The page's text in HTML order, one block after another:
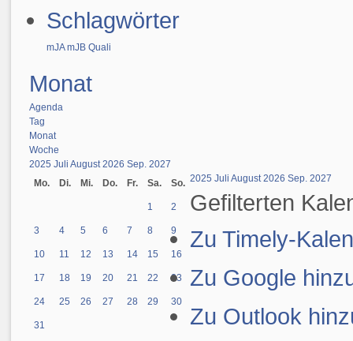
Schlagwörter
mJAmJB Quali
Monat
Agenda
Tag
Monat
Woche
2025 Juli August 2026 Sep. 2027
Mo.
Di. Mi. Do. Fr. Sa. So.
1 2
3 4 5 6 7 8 9
10 11 12 13 14 15 16
17 18 19 20 21 22 23
24 25 26 27 28 29 30
31
2025 Juli August 2026 Sep. 2027
Gefilterten
Zu Timely-
Zu Google
Zu Outlook